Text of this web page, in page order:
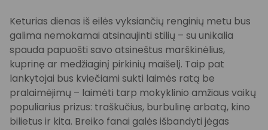
Keturias dienas iš eilės vyksiančių renginių metu bus
galima nemokamai atsinaujinti stilių – su unikalia
spauda papuošti savo atsineštus marškinėlius,
kuprinę ar medžiaginį pirkinių maišelį. Taip pat
lankytojai bus kviečiami sukti laimės ratą be
pralaimėjimų – laimėti tarp mokyklinio amžiaus vaikų
populiarius prizus: traškučius, burbulinę arbatą, kino
bilietus ir kita. Breiko fanai galės išbandyti jėgas